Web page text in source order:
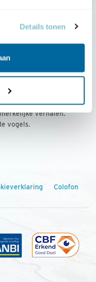
Details tonen
€ 36,00 per jaar
leden, met
verhalen.
vogels.
Colofon